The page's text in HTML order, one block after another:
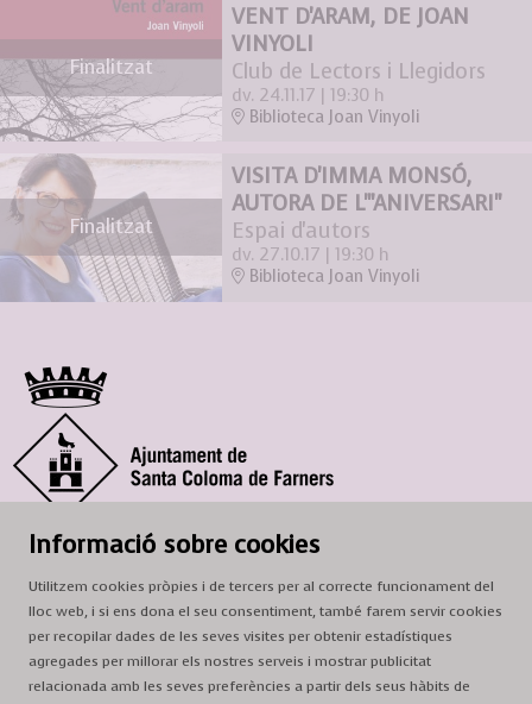
Finalitzat
VENT D'ARAM, DE JOAN
VINYOLI
Club de Lectors i Llegidors
dv. 24.11.17 | 19:30 h
Biblioteca Joan Vinyoli
Finalitzat
VISITA D'IMMA MONSÓ,
AUTORA DE L'"ANIVERSARI"
Espai d'autors
dv. 27.10.17
19:30 h
Biblioteca Joan Vinyoli
© Ajuntament de Santa Coloma de Farners
Adreça: c. del Prat, 16, 17430 Santa Coloma de Farners
A/e:cultura@scf.cat
Informació sobre cookies
Utilitzem cookies pròpies i de tercers per al correcte funcionament del
lloc web, i si ens dona el seu consentiment, també farem servir cookies
per recopilar dades de les seves visites per obtenir estadístiques
agregades per millorar els nostres serveis i mostrar publicitat
relacionada amb les seves preferències a partir dels seus hàbits de